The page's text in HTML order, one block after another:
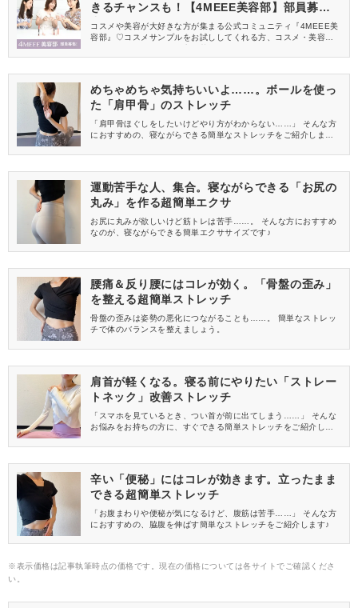
きるチャンスも！【4MEEE美容部】部員募集
中
コスメや美容が大好きな方が集まる公式コミュニティ『4MEEE美
容部』♡コスメサンプルをお試ししてくれる方、コスメ・美容情報
めちゃめちゃ気持ちいいよ……。ボールを使っ
た「肩甲骨」のストレッチ
「肩甲骨ほぐしをしたいけどやり方がわからない……」 そんな方
におすすめの、寝ながらできる簡単なストレッチをご紹介しま
運動苦手な人、集合。寝ながらできる「お尻の
丸み」を作る超簡単エクサ
お尻に丸みが欲しいけど筋トレは苦手……。 そんな方におすすめ
なのが、寝ながらできる簡単エクササイズです♪
腰痛＆反り腰にはコレが効く。「骨盤の歪み」
を整える超簡単ストレッチ
骨盤の歪みは姿勢の悪化につながることも……。 簡単なストレッ
チで体のバランスを整えましょう。
肩首が軽くなる。寝る前にやりたい「ストレー
トネック」改善ストレッチ
「スマホを見ているとき、つい首が前に出てしまう……」 そんな
お悩みをお持ちの方に、すぐできる簡単ストレッチをご紹介しま
辛い「便秘」にはコレが効きます。立ったまま
できる超簡単ストレッチ
「お腹まわりや便秘が気になるけど、腹筋は苦手……」 そんな方
におすすめの、脇腹を伸ばす簡単なストレッチをご紹介します♪
※表示価格は記事執筆時点の価格です。現在の価格については各サイトでご確認くださ
い。